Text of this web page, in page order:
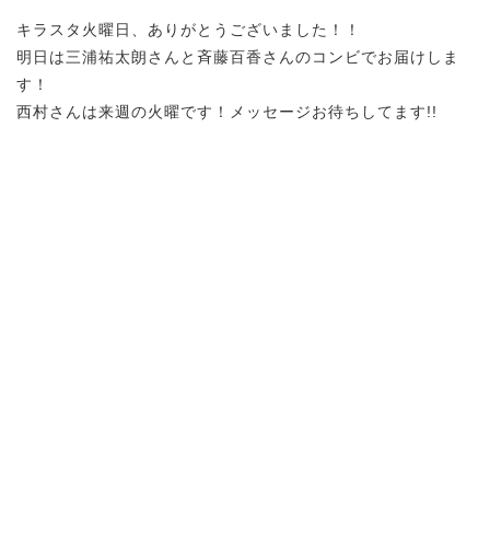
キラスタ火曜日、ありがとうございました！！
明日は三浦祐太朗さんと斉藤百香さんのコンビでお届けしま
す！
西村さんは来週の火曜です！メッセージお待ちしてます!!